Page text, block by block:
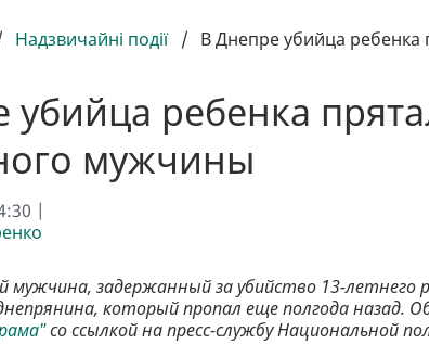
Надзвичайні події / В Днепре убийца ребенка
убийца ребенка
мужчины
|
мужчина, задержанный за убийство 13-летнего
который пропал еще полгода назад.
со ссылкой на пресс-службу Национальной